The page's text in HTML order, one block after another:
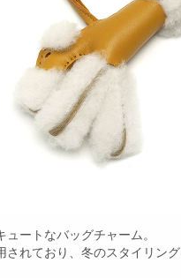
ュートなバッグチャーム。
されており、冬のスタイリング